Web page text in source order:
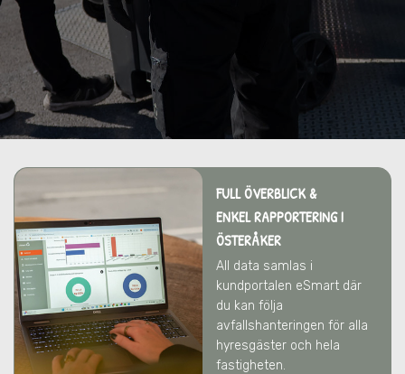
FULL ÖVERBLICK &
ENKEL RAPPORTERING I
ÖSTERÅKER
All data samlas i
kundportalen eSmart där
du kan följa
avfallshanteringen för alla
hyresgäster och hela
fastigheten.